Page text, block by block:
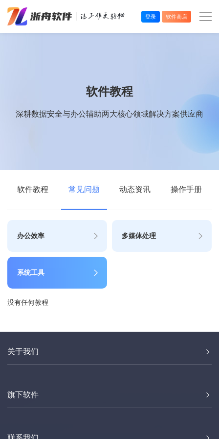
登录 软件商店
软件教程
深耕数据安全与办公辅助两大核心领域解决方案供应商
软件教程 常见问题 动态资讯 操作手册
办公效率 多媒体处理
系统工具
没有任何教程
关于我们
旗下软件